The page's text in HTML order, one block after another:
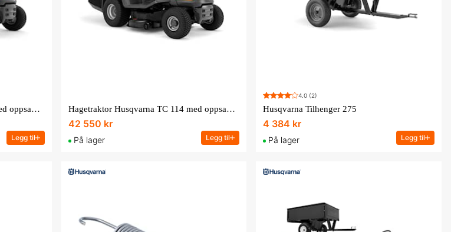
Hagetraktor Husqvarna TC 112 med oppsamler
Legg til
Hagetraktor Husqvarna TC 114 med oppsamler
42 550 kr
På lager Legg til
4.0 (2)
Husqvarna Tilhenger 275
4 384 kr
På lager Legg til